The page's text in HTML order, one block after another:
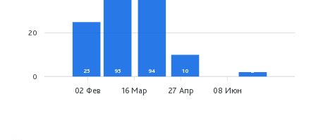
20
0
25 95 94 10
02 Фев 16 Мар 27 Апр 08 Июн